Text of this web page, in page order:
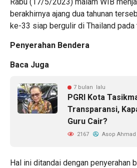
berakhirnya ajang dua tahunan
ke-33 siap bergulir di Thailand pada
Penyerahan Bendera
Baca Juga
7 bulan lalu
PGRI Kota
Transparansi,
Guru Cair?
2167 Asop Ahmad
Hal ini ditandai dengan penyerahan